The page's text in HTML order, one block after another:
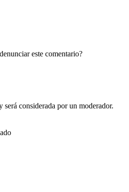
este comentario?
será considerada por un moderador.